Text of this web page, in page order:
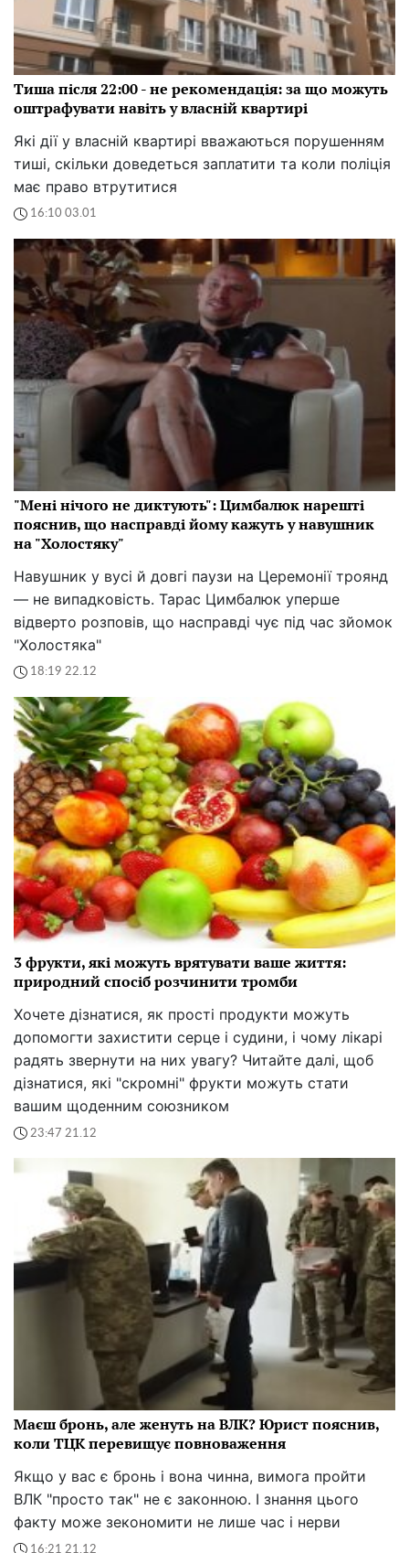
Тиша після 22:00 - не рекомендація: за що можуть
оштрафувати навіть у власній квартирі
Які дії у власній квартирі вважаються порушенням
тиші, скільки доведеться заплатити та коли поліція
має право втрутитися
16:10 03.01
"Мені нічого не диктують": Цимбалюк нарешті
пояснив, що насправді йому кажуть у навушник
на "Холостяку"
Навушник у вусі й довгі паузи на Церемонії троянд
— не випадковість. Тарас Цимбалюк уперше
відверто розповів, що насправді чує під час зйомок
"Холостяка"
18:19 22.12
3 фрукти, які можуть врятувати ваше життя:
природний спосіб розчинити тромби
Хочете дізнатися, як прості продукти можуть
допомогти захистити серце і судини, і чому лікарі
радять звернути на них увагу? Читайте далі, щоб
дізнатися, які "скромні" фрукти можуть стати
вашим щоденним союзником
23:47 21.12
Маєш бронь, але женуть на ВЛК? Юрист пояснив,
коли ТЦК перевищує повноваження
Якщо у вас є бронь і вона чинна, вимога пройти
ВЛК "просто так" не є законною. І знання цього
факту може зекономити не лише час і нерви
16:21 21.12